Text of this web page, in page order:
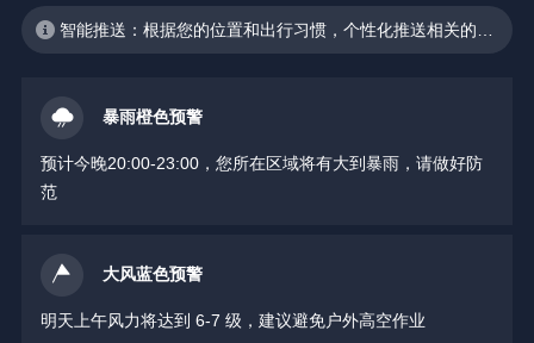
智能推送：根据您的位置和出行习惯，个性化推送相关的天
暴雨橙色预警
预计今晚20:00-23:00，您所在区域将有大到暴雨，请做好防
范
大风蓝色预警
明天上午风力将达到 6-7 级，建议避免户外高空作业